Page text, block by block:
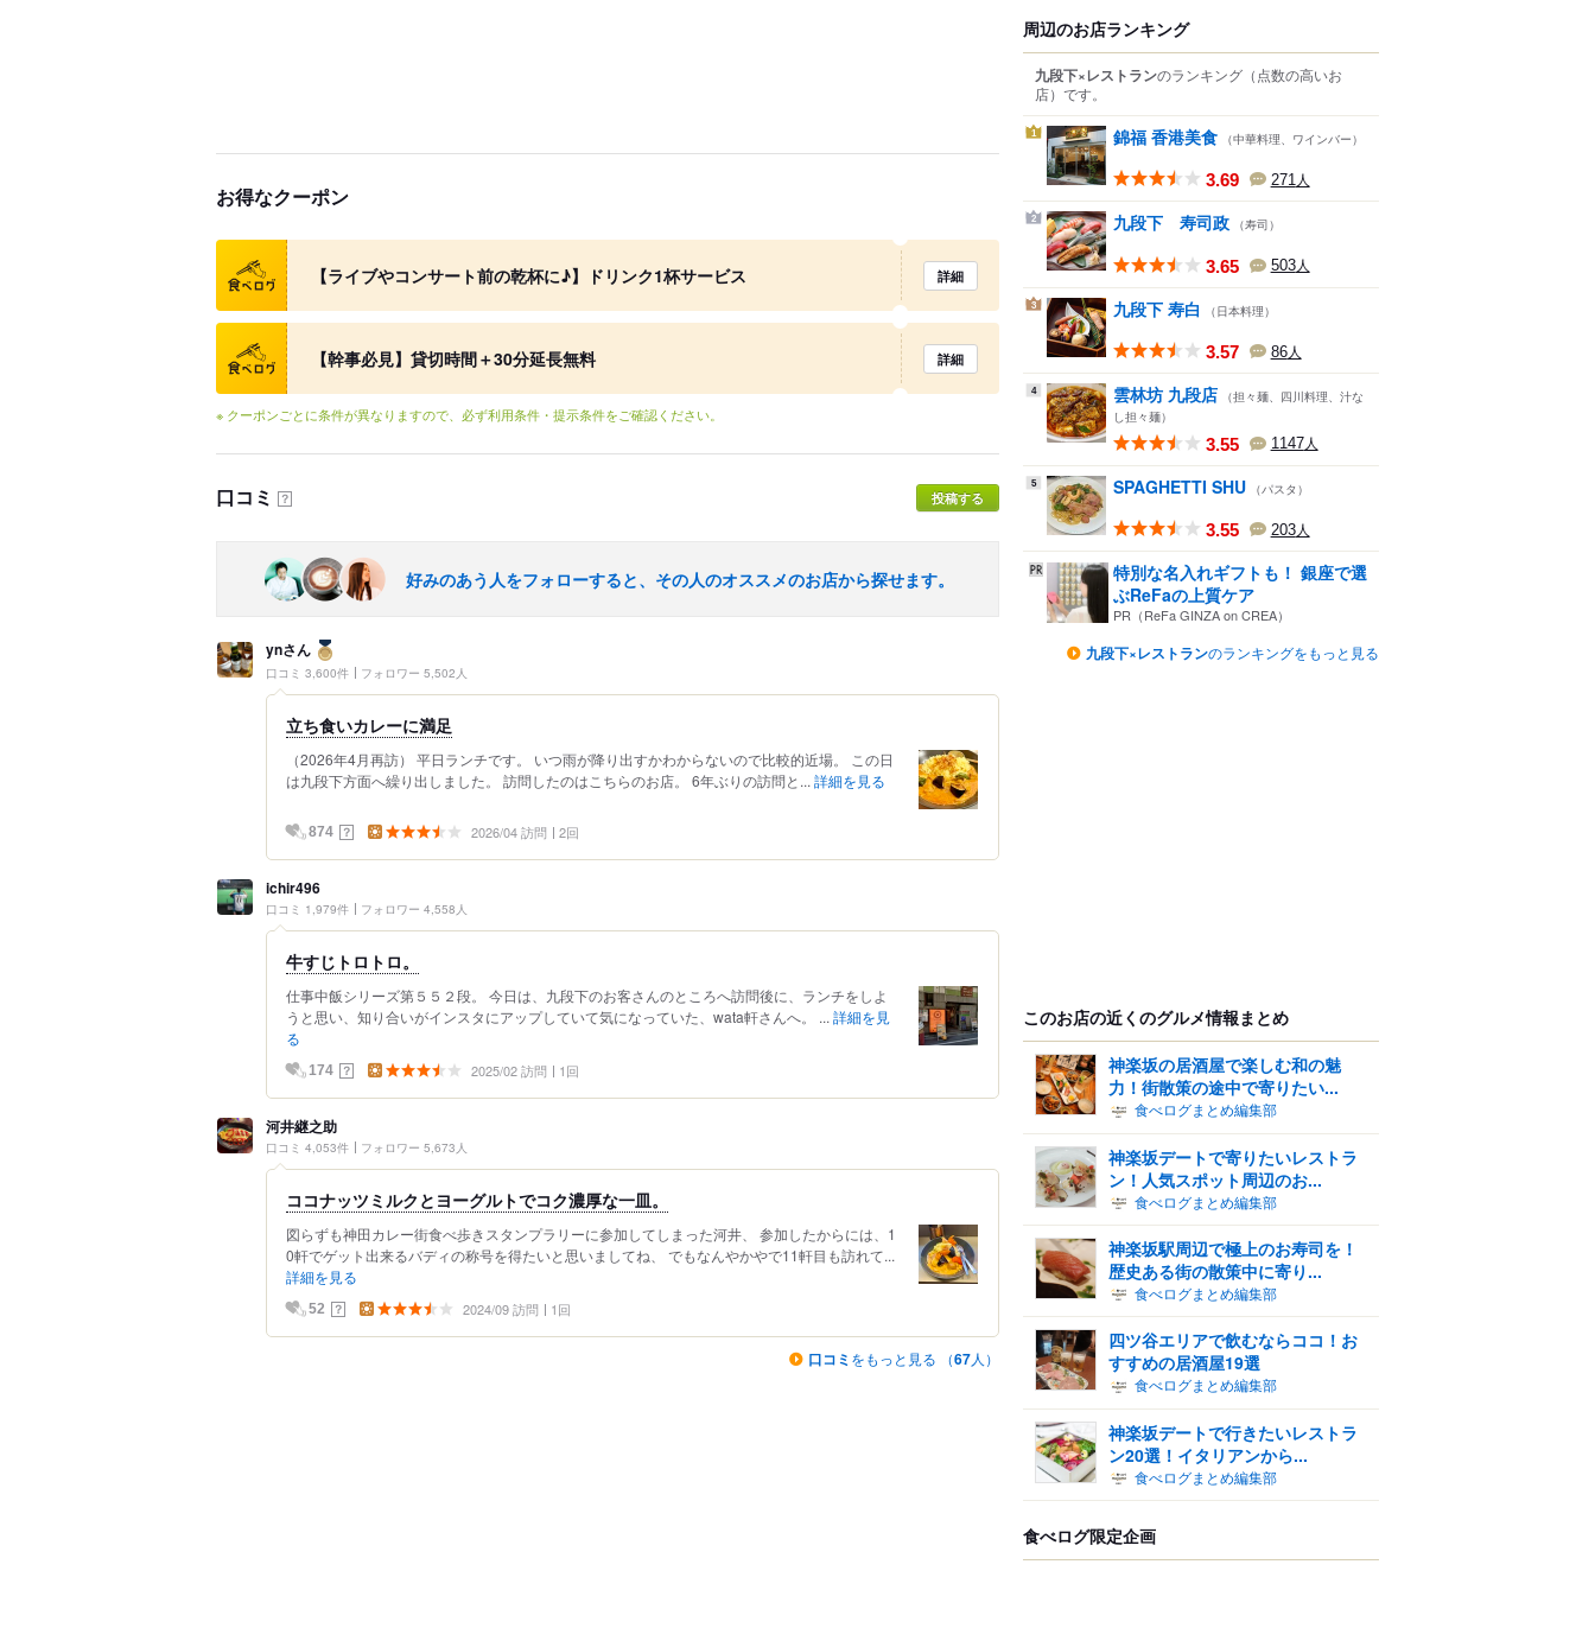
お得なクーポン
クーポン
【ライブやコンサート前の乾杯に♪】ドリンク1杯サービス 詳細
クーポン
【幹事必見】貸切時間＋30分延長無料 詳細
※ クーポンごとに条件が異なりますので、必ず利用条件・提示条件をご確認ください。
口コミ ？ 投稿する
好みのあう人をフォローすると、その人のオススメのお店から探せます。
ynさん
口コミ 3,600件 フォロワー 5,502人
立ち食いカレーに満足
（2026年4月再訪） 平日ランチです。 いつ雨が降り出すかわからないので比較的近場。 この日
は九段下方面へ繰り出しました。 訪問したのはこちらのお店。 6年ぶりの訪問と... 詳細を見る
874 ？ 2026/04 訪問 2回
ichir496
口コミ 1,979件 フォロワー 4,558人
牛すじトロトロ。
仕事中飯シリーズ第５５２段。 今日は、九段下のお客さんのところへ訪問後に、ランチをしよ
うと思い、知り合いがインスタにアップしていて気になっていた、wata軒さんへ。 ... 詳細を見
る
174 ？ 2025/02 訪問 1回
河井継之助
口コミ 4,053件 フォロワー 5,673人
ココナッツミルクとヨーグルトでコク濃厚な一皿。
図らずも神田カレー街食べ歩きスタンプラリーに参加してしまった河井、 参加したからには、1
0軒でゲット出来るバディの称号を得たいと思いましてね、 でもなんやかやで11軒目も訪れて...
詳細を見る
52 ？ 2024/09 訪問 1回
口コミ をもっと見る （67人）
周辺のお店ランキング
九段下×レストランのランキング （点数の高いお
店） です。
1 錦福 香港美食 （中華料理、ワインバー）
3.69 271 人
2 九段下 寿司政 （寿司）
3.65 503人
3 九段下 寿白 （日本料理）
3.57 86人
4 雲林坊 九段店 （担々麺、四川料理、汁な
し担々麺）
3.55 1147人
5 SPAGHETTI SHU （パスタ）
3.55 203人
特別な名入れギフトも！ 銀座で選
ぶReFaの上質ケア
PR（ReFa GINZA on CREA）
九段下×レストランのランキングをもっと見る
このお店の近くのグルメ情報まとめ
神楽坂の居酒屋で楽しむ和の魅
力！街散策の途中で寄りたい...
食べログまとめ編集部
神楽坂デートで寄りたいレストラ
ン！人気スポット周辺のお...
食べログまとめ編集部
神楽坂駅周辺で極上のお寿司を！
歴史ある街の散策中に寄り...
食べログまとめ編集部
四ツ谷エリアで飲むならココ！お
すすめの居酒屋19選
食べログまとめ編集部
神楽坂デートで行きたいレストラ
ン20選！イタリアンから...
食べログまとめ編集部
食べログ限定企画